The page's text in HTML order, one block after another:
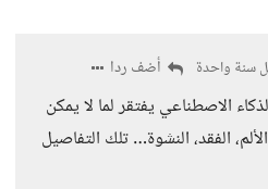
سنة واحدة أضف ردا
الاصطناعي يفتقر لما لا يمكن
الفقد، النشوة… تلك التفاصيل